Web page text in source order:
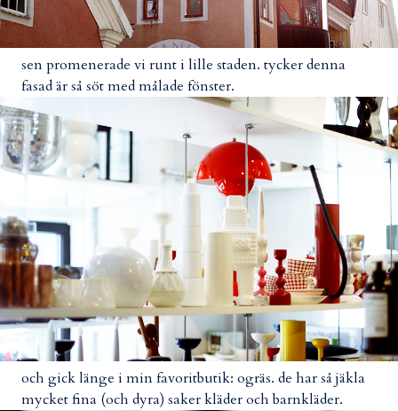
sen promenerade vi runt i lille staden. tycker denna
fasad är så söt med målade fönster.
och gick länge i min favoritbutik: ogräs. de har så jäkla
mycket fina (och dyra) saker kläder och barnkläder.